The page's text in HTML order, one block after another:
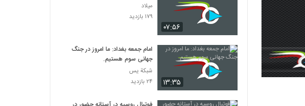
۰۷:۵۶
میلاد
۱۷۹ بازدید
۱۳:۳۵
امام جمعه بغداد: ما امروز در جنگ
جهانی سوم هستیم.
شبكة يس
۲۴ بازدید